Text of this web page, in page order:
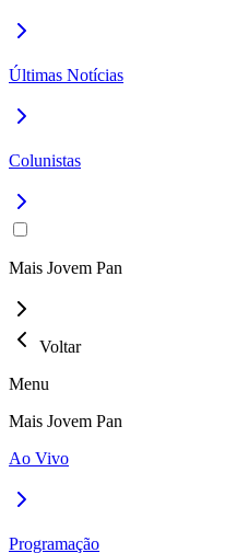
Últimas Notícias
Colunistas
Mais Jovem Pan
Voltar
Menu
Mais Jovem Pan
Ao Vivo
Programação